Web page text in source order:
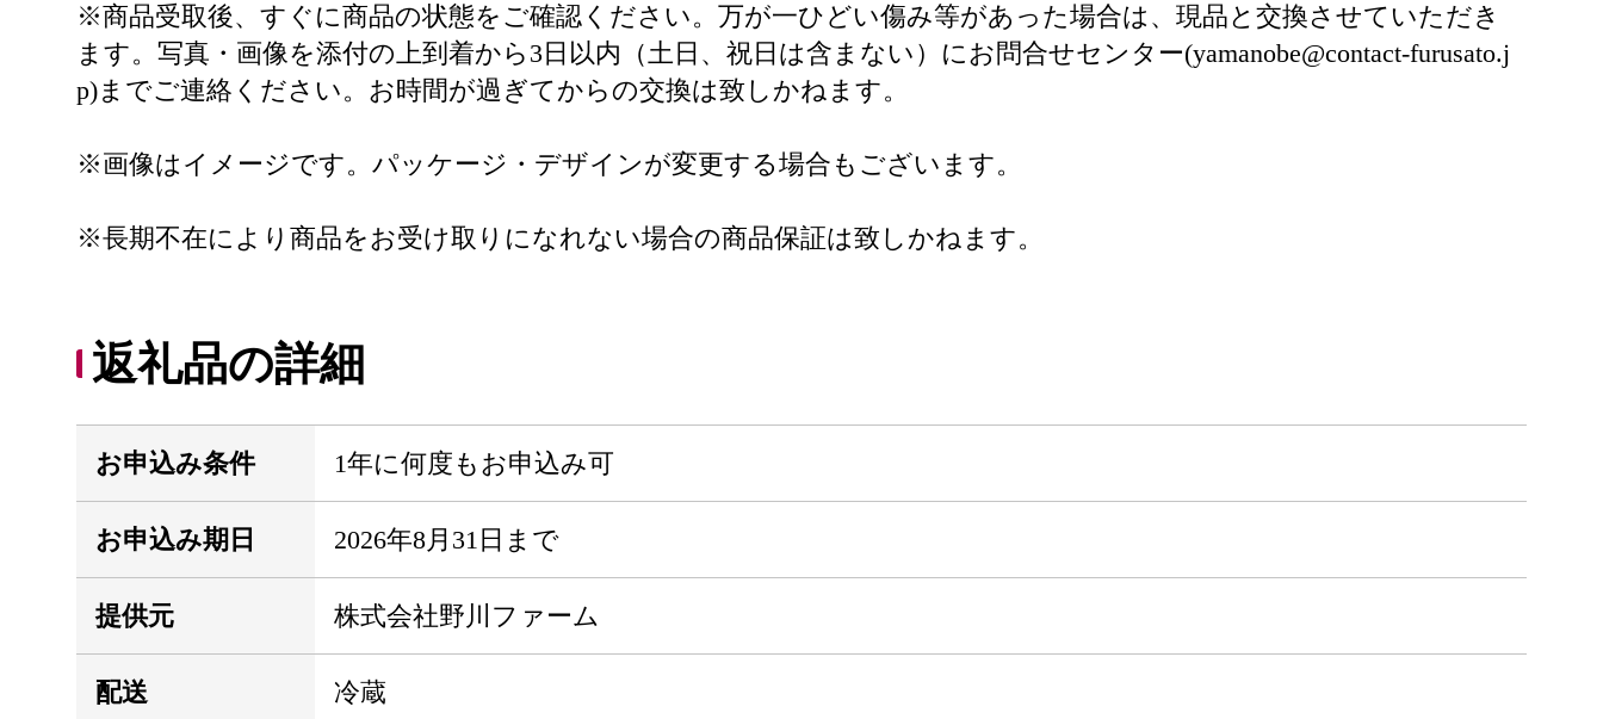
※商品受取後、すぐに商品の状態をご確認ください。万が一ひどい傷み等があった場合は、現品と交換させていただき
ます。写真・画像を添付の上到着から3日以内（土日、祝日は含まない）にお問合せセンター(yamanobe@contact-furusato.j
p)までご連絡ください。お時間が過ぎてからの交換は致しかねます。
※画像はイメージです。パッケージ・デザインが変更する場合もございます。
※長期不在により商品をお受け取りになれない場合の商品保証は致しかねます。
返礼品の詳細
お申込み条件 1年に何度もお申込み可
お申込み期日 2026年8月31日まで
提供元 株式会社野川ファーム
配送 冷蔵